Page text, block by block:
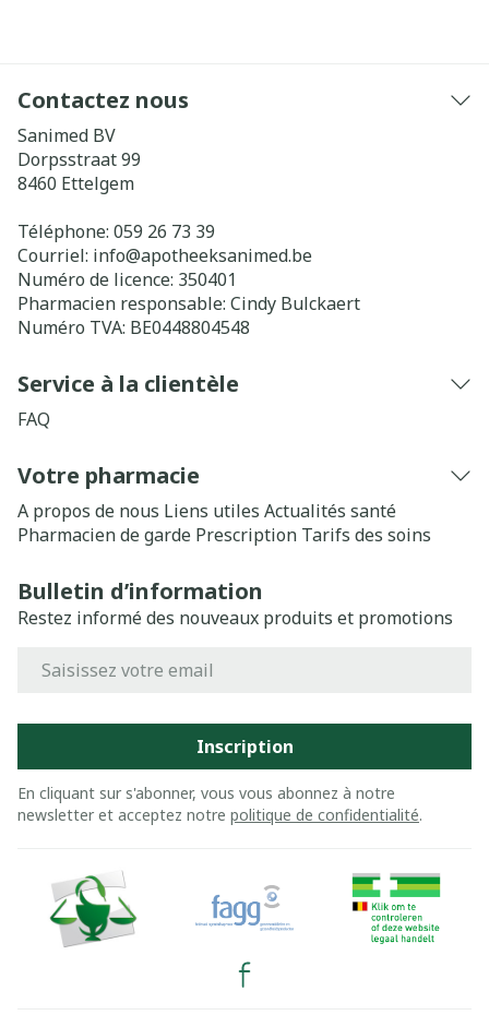
Contactez nous
Sanimed BV
Dorpsstraat 99
8460 Ettelgem
Téléphone: 059 26 73 39
Courriel: info@apotheeksanimed.be
Numéro de licence: 350401
Pharmacien responsable: Cindy Bulckaert
Numéro TVA: BE0448804548
Service à la clientèle
FAQ
Votre pharmacie
A propos de nous Liens utiles Actualités santé
Pharmacien de garde Prescription Tarifs des soins
Bulletin d’information
Restez informé des nouveaux produits et promotions
Inscription
En cliquant sur s'abonner, vous vous abonnez à notre
newsletter et acceptez notre politique de confidentialité.